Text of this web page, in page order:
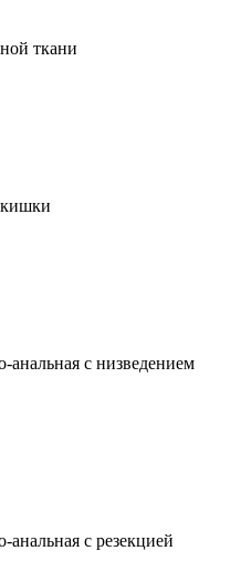
ткани
кишки
с низведением
с резекцией